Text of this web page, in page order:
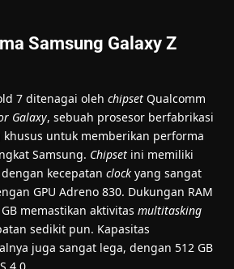
Samsung Galaxy Z
7 ditenagai oleh chipset Qualcomm
Galaxy, sebuah prosesor berfabrikasi
untuk memberikan performa
Samsung. Chipset ini memiliki
dengan kecepatan clock yang sangat
GPU Adreno 830. Dukungan RAM
GB memastikan aktivitas multitasking
sedikit pun. Kapasitas
juga sangat lega, dengan 512 GB